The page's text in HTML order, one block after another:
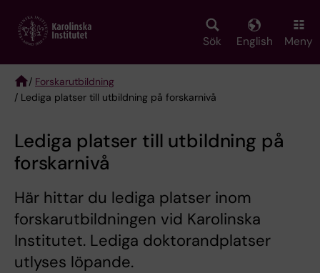
main
Sök English Meny
Breadcrumb
/ Forskarutbildning
/ Lediga platser till utbildning på forskarnivå
Lediga platser till utbildning på
forskarnivå
Här hittar du lediga platser inom
forskarutbildningen vid Karolinska
Institutet. Lediga doktorandplatser
utlyses löpande.